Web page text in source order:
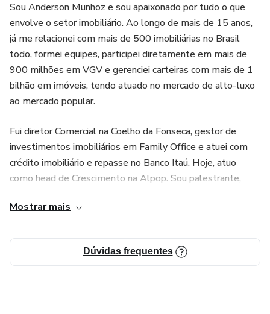
Sou Anderson Munhoz e sou apaixonado por tudo o que
envolve o setor imobiliário. Ao longo de mais de 15 anos,
já me relacionei com mais de 500 imobiliárias no Brasil
todo, formei equipes, participei diretamente em mais de
900 milhões em VGV e gerenciei carteiras com mais de 1
bilhão em imóveis, tendo atuado no mercado de alto-luxo
ao mercado popular.
Fui diretor Comercial na Coelho da Fonseca, gestor de
investimentos imobiliários em Family Office e atuei com
crédito imobiliário e repasse no Banco Itaú. Hoje, atuo
como head de Crescimento na Alpop. Sou palestrante,
Mostrar mais
Dúvidas frequentes